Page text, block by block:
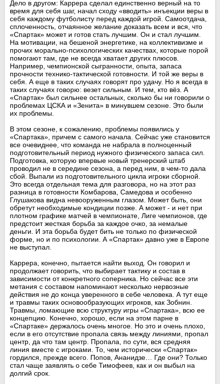
Дело в другом: Каррера сделал единственно верный на то
время для себя шаг, начал сходу «вводить» инъекции веры в
себя каждому футболисту перед каждой игрой. Самоотдача,
сплоченность, отчаянное желание доказать всем и вся, что
«Спартак» может и готов стать лучшим. Он и стал лучшим.
На мотивации, на бешеной энергетике, на коллективизме и
прочих морально-психологических качествах, которые порой
помогают там, где не всегда хватает других плюсов.
Например, чемпионской сыгранности, опыта, запаса
прочности технико-тактической готовности. И той же веры в
себя. А еще в таких случаях говорят про удачу. Но я всегда в
таких случаях говорю: везет сильным. И тем, кто вёз. А
«Спартак» был сильнее остальных, сколько бы ни говорили о
проблемах ЦСКА и «Зенита» в минувшем сезоне. Это были
их проблемы.
В этом сезоне, к сожалению, проблемы появились у
«Спартака», причем с самого начала. Сейчас уже становится
все очевиднее, что команда не набрала в полноценный
подготовительный период нужного физического запаса сил.
Подготовка, которую впервые новый тренерский штаб
проводил не в середине сезона, а перед ним, в чем-то дала
сбой. Выпали из подготовительного цикла игроки сборной.
Это всегда отдельная тема для разговора, но на этот раз
разница в готовности Комбарова, Самедова и особенно
Глушакова видна невооруженным глазом. Может быть, они
обретут необходимые кондиции позже. А может - и нет при
плотном графике матчей в чемпионате, Лиге чемпионов, где
предстоит жесткая борьба за каждое очко, за немалые
деньги. И эта борьба будет бить не только по физической
форме, но и по психологии. А «Спартак» давно уже в Европе
не выступал.
Каррера, конечно, пытается найти выход. Он говорил и
продолжает говорить, что выбирает тактику и состав в
зависимости от конкретного соперника. Но сейчас все эти
метания с составом напоминают несколько нервозные
действия не до конца уверенного в себе человека. А тут еще
и травмы таких основообразующих игроков, как Зобнин.
Травмы, ломающие всю структуру игры «Спартака», всю ее
концепцию. Конечно, хорошо, если на этом парне в
«Спартаке» держалось очень многое. Но это и очень плохо,
если в его отсутствие пропала связь между линиями, пропал
центр, да что там центр. Пропала, по сути, вся средняя
линия вместе с игроками. То, чем исторически «Спартак»
гордился, прежде всего. Попов, Ананидзе… Где они? Только
стал чаще заявлять о себе Тимофеев, как и он выбыл на
долгий срок.